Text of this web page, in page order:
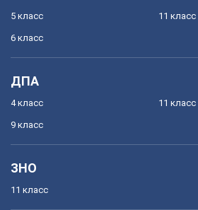
5 класс
6 класс
11 класс
ДПА
4 класс
9 класс
11 класс
ЗНО
11 класс